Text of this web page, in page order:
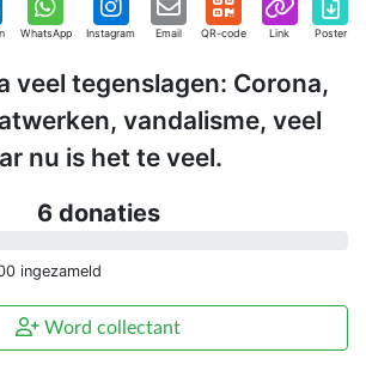
WhatsApp Instagram Email QR-code Link Poster
veel tegenslagen: Corona,
vandalisme, veel
nu is het te veel.
6 donaties
ingezameld
Word collectant